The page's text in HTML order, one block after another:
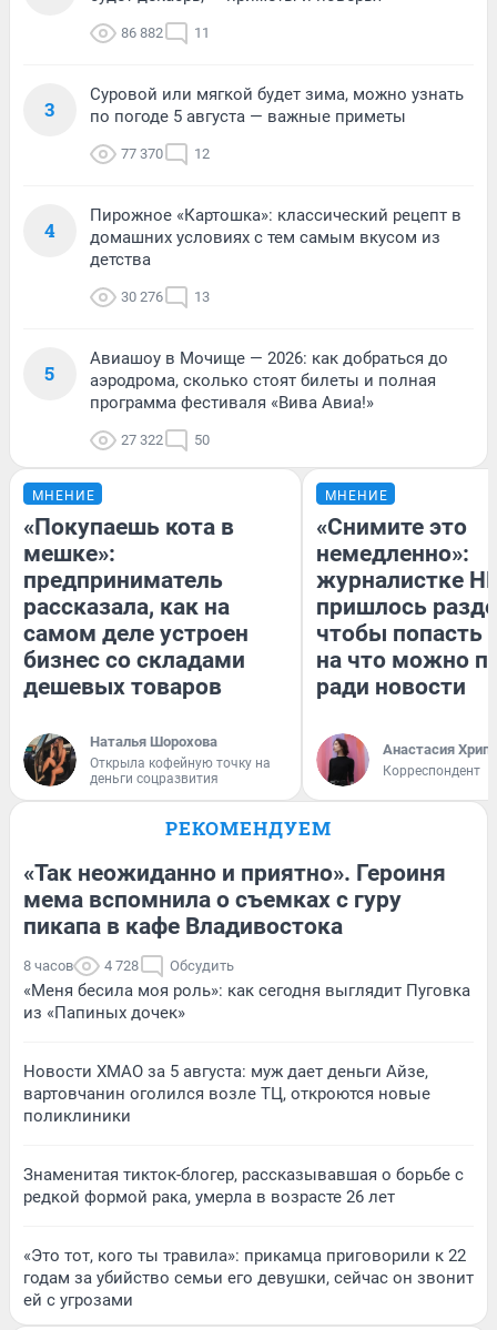
86 882 11
3
Суровой или мягкой будет зима, можно узнать
по погоде 5 августа — важные приметы
77 370 12
4
Пирожное «Картошка»: классический рецепт в
домашних условиях с тем самым вкусом из
детства
30 276 13
5
Авиашоу в Мочище — 2026: как добраться до
аэродрома, сколько стоят билеты и полная
программа фестиваля «Вива Авиа!»
27 322 50
МНЕНИЕ
«Покупаешь кота в
мешке»:
предприниматель
рассказала, как на
самом деле устроен
бизнес со складами
дешевых товаров
Наталья Шорохова
Открыла кофейную точку на
деньги соцразвития
МНЕНИЕ
«Снимите это
немедленно»:
журналистке
пришлось
чтобы попасть
на что можно
ради новости
Анастасия
Корреспондент
РЕКОМЕНДУЕМ
«Так неожиданно и приятно». Героиня
мема вспомнила о съемках с гуру
пикапа в кафе Владивостока
8 часов 4 728 Обсудить
«Меня бесила моя роль»: как сегодня выглядит Пуговка
из «Папиных дочек»
Новости ХМАО за 5 августа: муж дает деньги Айзе,
вартовчанин оголился возле ТЦ, откроются новые
поликлиники
Знаменитая тикток-блогер, рассказывавшая о борьбе с
редкой формой рака, умерла в возрасте 26 лет
«Это тот, кого ты травила»: прикамца приговорили к 22
годам за убийство семьи его девушки, сейчас он звонит
ей с угрозами